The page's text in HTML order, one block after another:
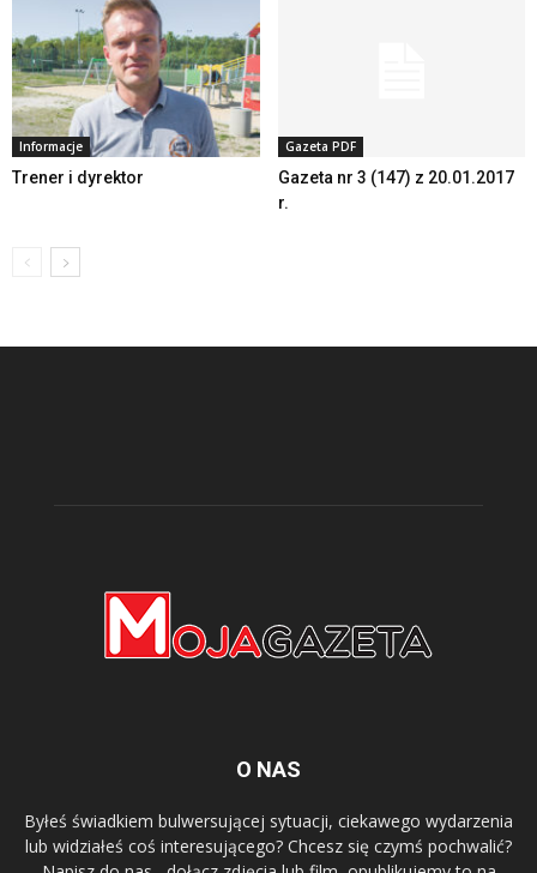
Informacje
Trener i dyrektor
Gazeta PDF
Gazeta nr 3 (147) z 20.01.2017
r.
O NAS
Byłeś świadkiem bulwersującej sytuacji, ciekawego wydarzenia
lub widziałeś coś interesującego? Chcesz się czymś pochwalić?